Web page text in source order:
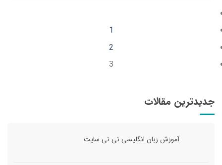
جدیدترین مقالات
آموزش زبان انگلیسی نی نی سایت
1
2
3